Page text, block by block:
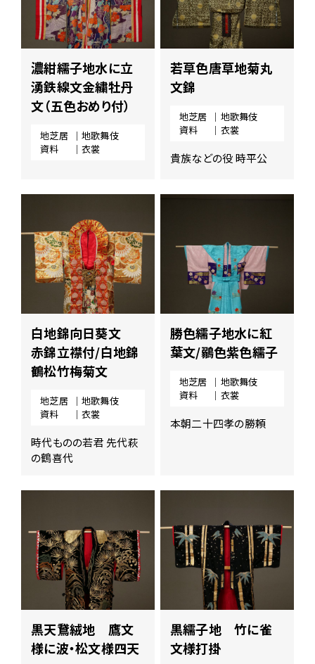
濃紺繻子地水に立
湧鉄線文金繍牡丹
文（五色おめり付）
地芝居
｜地歌舞伎
資料
｜衣裳
若草色唐草地菊丸
文錦
地芝居
｜地歌舞伎
資料
｜衣裳
貴族などの役 時平公
白地錦向日葵文
赤錦立襟付/白地錦
鶴松竹梅菊文
地芝居
｜地歌舞伎
資料
｜衣裳
時代ものの若君 先代萩
の鶴喜代
勝色繻子地水に紅
葉文/鶸色紫色繻子
地芝居
｜地歌舞伎
資料
｜衣裳
本朝二十四孝の勝頼
黒天鵞絨地 鷹文
様に波・松文様四天
黒繻子地 竹に雀
文様打掛